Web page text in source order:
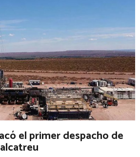
el primer despacho de